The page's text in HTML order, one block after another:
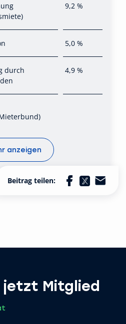
9,2 %
5,0 %
durch
4,9 %
anzeigen
Beitrag teilen:
jetzt Mitglied